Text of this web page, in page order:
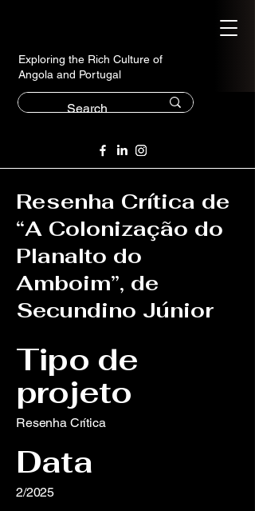
Exploring the Rich Culture of
Angola and Portugal
Resenha Crítica de
“A Colonização do
Planalto do
Amboim”, de
Secundino Júnior
Tipo de
projeto
Resenha Crítica
Data
2/2025